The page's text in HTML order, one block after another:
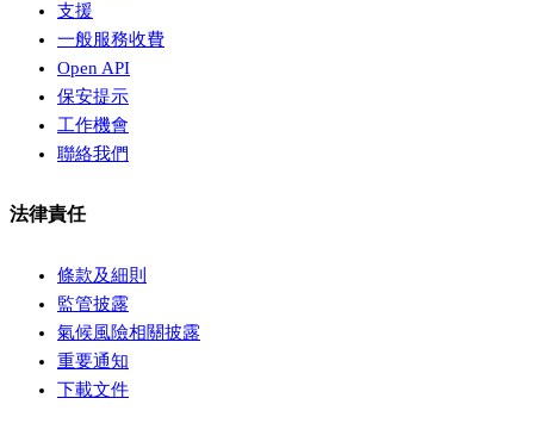
支援
一般服務收費
Open API
保安提示
工作機會
聯絡我們
法律責任
條款及細則
監管披露
氣候風險相關披露
重要通知
下載文件